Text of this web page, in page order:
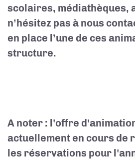
scolaires, médiathèques,
n’hésitez pas à nous
en place l’une de ces
structure.
A noter : l'offre
actuellement en cours de
les réservations pour